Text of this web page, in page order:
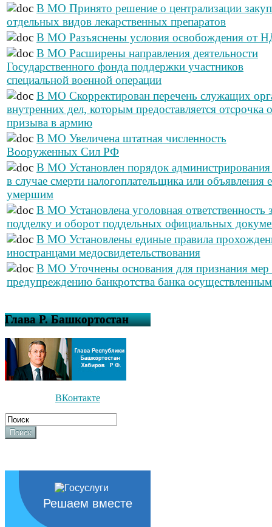
В МО Принято решение о централизации
отдельных видов лекарственных препаратов
В МО Разъяснены условия освобождения от
В МО Расширены направления деятельности
Государственного фонда поддержки участников
специальной военной операции
В МО Скорректирован перечень служащих
внутренних дел, которым предоставляется отсрочка
призыва в армию
В МО Увеличена штатная численность
Вооруженных Сил РФ
В МО Установлен порядок
в случае смерти налогоплательщика или объявления
умершим
В МО Установлена уголовная ответственность
подделку и оборот поддельных официальных
В МО Установлены единые правила
иностранцами медосвидетельствования
В МО Уточнены основания для признания мер
предупреждению банкротства банка
Глава Р. Башкортостан
ВКонтакте
Поиск
Решаем вместе